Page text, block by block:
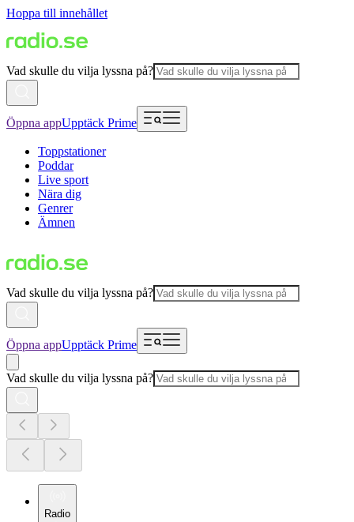
Hoppa till innehållet
Vad skulle du vilja lyssna på?
Öppna appUpptäck Prime
Toppstationer
Poddar
Live sport
Nära dig
Genrer
Ämnen
Vad skulle du vilja lyssna på?
Öppna appUpptäck Prime
Vad skulle du vilja lyssna på?
Radio